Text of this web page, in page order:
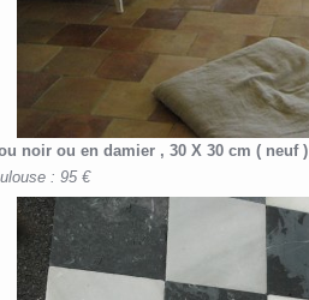
noir ou en damier , 30 X 30 cm ( neuf )
: 95 €